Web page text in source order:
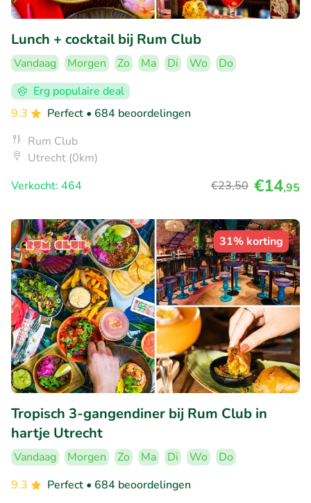
Lunch + cocktail bij Rum Club
Vandaag Morgen Zo Ma Di Wo
Do
Erg populaire deal
9.3
Perfect • 684 beoordelingen
Rum Club
Utrecht (0km)
Verkocht: 464
€23,50 €14,95
31% korting
Tropisch 3-gangendiner bij Rum Club in
hartje Utrecht
Vandaag Morgen Zo Ma Di Wo
Do
9.3
Perfect • 684 beoordelingen